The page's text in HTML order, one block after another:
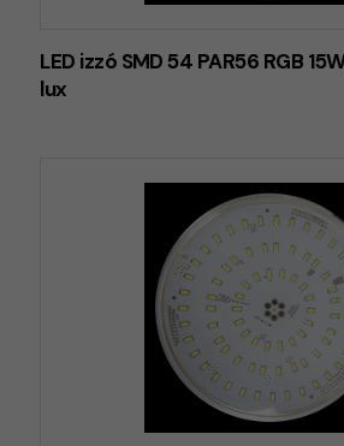
LED izzó SMD 54 PAR56 RGB
lux